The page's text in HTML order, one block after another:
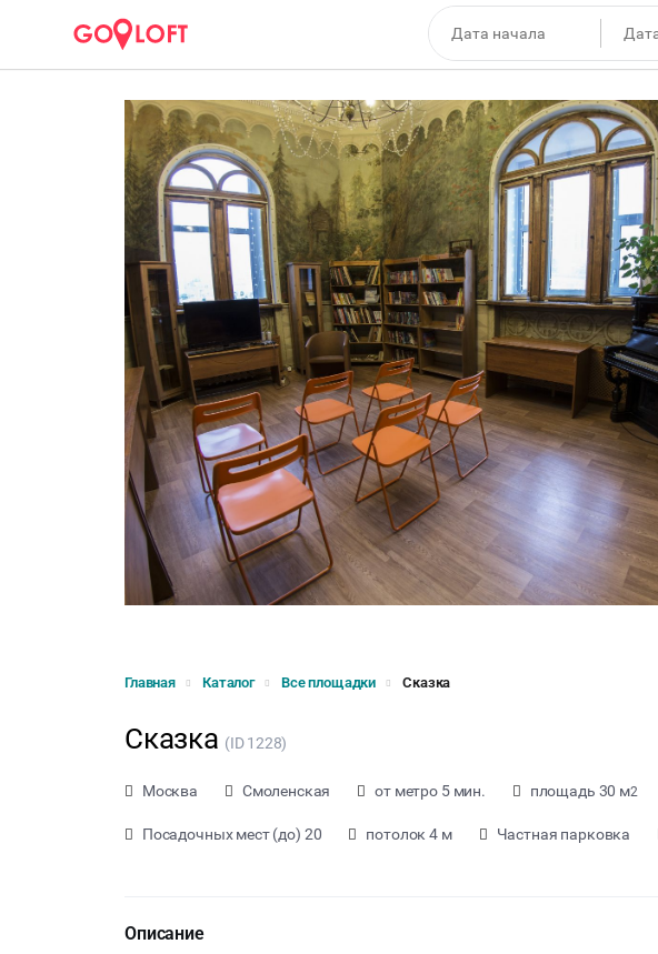
Главная Каталог Все площадки Сказка
Сказка (ID 1228)
Москва Смоленская от метро 5 мин. площадь 30 м2
Посадочных мест (до) 20 потолок 4 м Частная парковка
Описание